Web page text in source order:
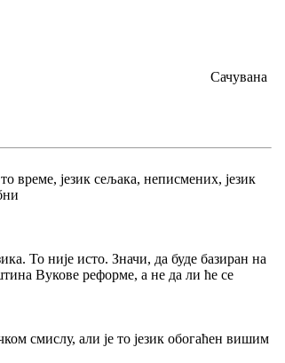
Сачувана
време, језик сељака, неписмених, језик
То није исто. Значи, да буде базиран на
Вукове реформе, а не да ли ће се
смислу, али је то језик обогаћен вишим